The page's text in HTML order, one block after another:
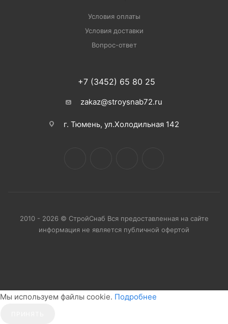
Условия оплаты
Условия доставки
Вопрос-ответ
+7 (3452) 65 80 25
zakaz@stroysnab72.ru
г. Тюмень, ул.Холодильная 142
2010 - 2026 © СтройСнаб Вся предоставленная на сайте
информация не является публичной офертой
Мы используем файлы cookie. Подробнее